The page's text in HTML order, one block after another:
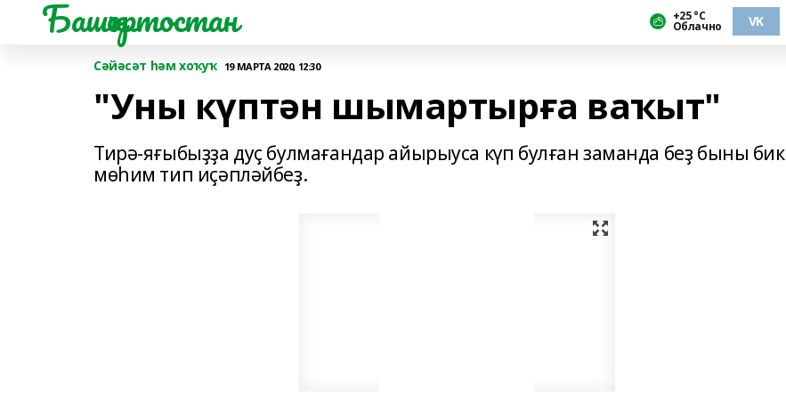
Башҡортостан +25 °С
Облачно VK
Сәйәсәт һәм хоҡуҡ 19 МАРТА 2020, 12:30
"Уны күптән шымартырға ваҡыт"
Тирә-яғыбыҙҙа дуҫ булмағандар айырыуса күп булған заманда беҙ быны бик
мѳһим тип иҫәпләйбеҙ.